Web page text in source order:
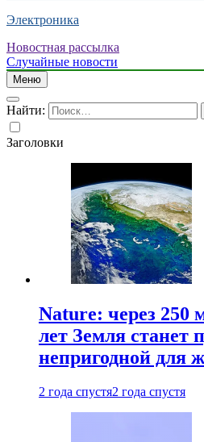
Электроника
Новостная рассылка
Случайные новости
Меню
Найти:
Заголовки
Nature: через 250
лет Земля станет
непригодной для
2 года спустя2 года спустя